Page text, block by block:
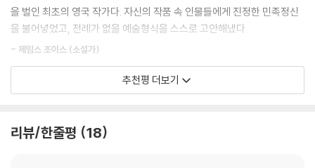
--- p.149
물론 나 역시 내가 영위해온 삶에 대해 은밀한 양심의 가책을 안 느낀 것은
러나 머리 위에서 섬뜩한 가난과 굶주림이라는 끔찍한 앞날이 유령처럼 도
사리는 형편이었다. 나는 뒤를 돌아보는 일 자체가 불가능한 사람이었다.
을 계속하게 만들었다. 스스로를 부양하기에 충분한 만큼의 돈만 저축한
뒤에는 이런 삶과 완벽히 결별하겠노라 결심하곤 했지만, 이 결심은 아무
뉴게이트 감옥은 바로 『몰 플랜더스』의 주인공이 태어난 장소이자 평생 두
려워하며 피해왔으나 결국 갇히게 되는 장소인데, 그후로도 디포는 채무로
인해 그곳에 여러 차례 투옥되곤 했다.
특히 1713년 이후 총 열여덟 달의 수감생활을 하는 동안 접한 도둑, 해적,
노상강도, 위폐범에게서 갖가지 범죄자가 등장하는 『몰 플랜더스』의 소재
하며 언론활동을 벌인 디포답게 뉴게이트 감옥에 투옥된 범죄자를 여럿 취
을 벌인 최초의 영국 작가다. 자신의 작품 속 인물들에게 진정한 민족정신
을 불어넣었고, 전례가 없을 예술형식을 스스로 고안해냈다.
- 제임스 조이스 (소설가)
디포가 창조해낸 여주인공 몰은 뻔뻔스럽고 매력적이며 총명하고 문란한
- 선데이 타임스
추천평 더보기
리뷰/한줄평 18